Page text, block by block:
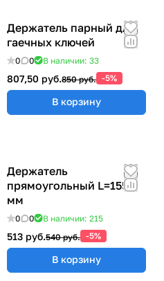
Держатель парный для
гаечных ключей
0 0 В наличии: 33
807,50 руб.850 руб. -5%
В корзину
Держатель
прямоугольный L=155
мм
0 0 В наличии: 215
513 руб.540 руб. -5%
В корзину